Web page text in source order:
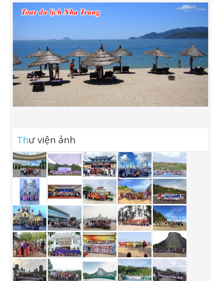
Thư viện ảnh